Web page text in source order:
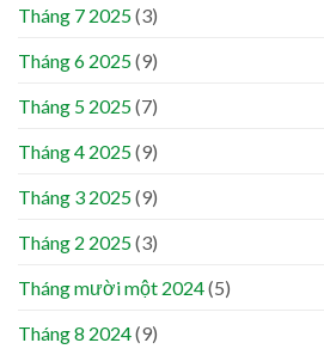
Tháng 7 2025(3)
Tháng 6 2025(9)
Tháng 5 2025(7)
Tháng 4 2025(9)
Tháng 3 2025(9)
Tháng 2 2025(3)
Tháng mười một 2024(5)
Tháng 8 2024(9)